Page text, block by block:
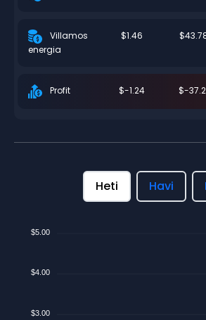
Villamos
energia
$1.46
Profit $-1.24 $-
Heti Havi
$5.00
$4.00
$3.00